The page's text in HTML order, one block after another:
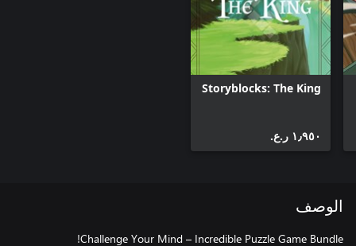
Storyblocks: The King
١٫٩٥٠ ر.ع.‏
الوصف